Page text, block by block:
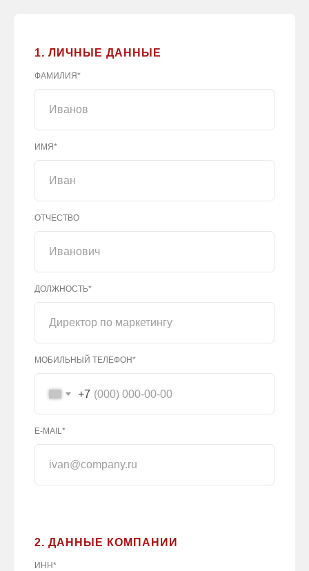
1. ЛИЧНЫЕ ДАННЫЕ
ФАМИЛИЯ*
ИМЯ*
ОТЧЕСТВО
ДОЛЖНОСТЬ*
МОБИЛЬНЫЙ ТЕЛЕФОН*
+7
E-MAIL*
2. ДАННЫЕ КОМПАНИИ
ИНН*